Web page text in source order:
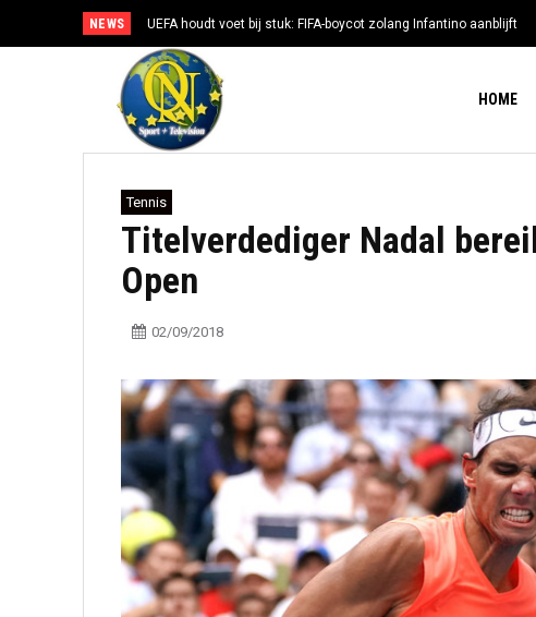
NEWS UEFA houdt voet bij stuk: FIFA-boycot zolang Infantino aanblijft
HOME
Tennis
Titelverdediger Nadal
Open
02/09/2018